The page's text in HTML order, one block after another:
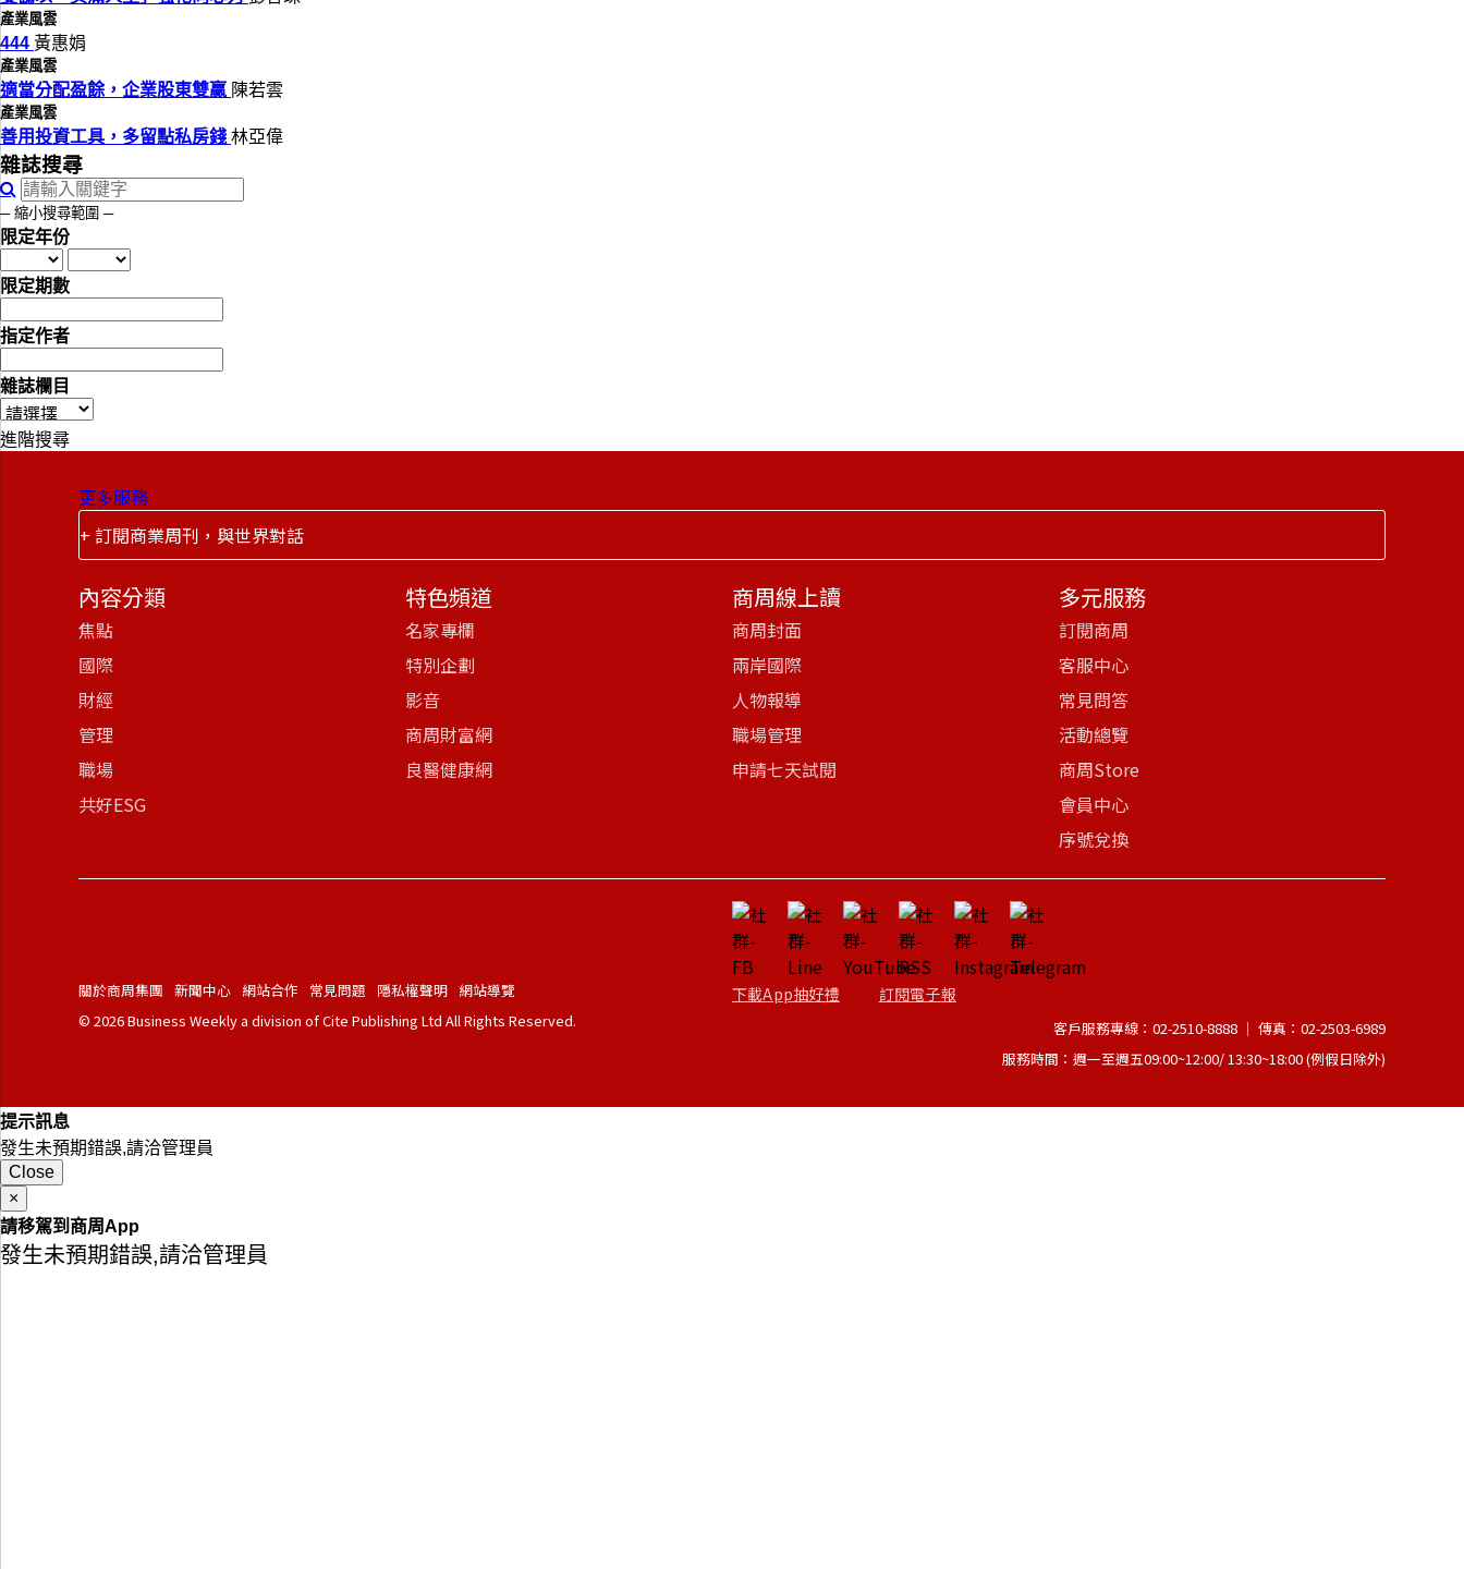
產業風雲
444 黃惠娟
產業風雲
適當分配盈餘，企業股東雙贏 陳若雲
產業風雲
善用投資工具，多留點私房錢 林亞偉
雜誌搜尋
─ 縮小搜尋範圍 ─
限定年份
限定期數
指定作者
雜誌欄目
進階搜尋
更多服務
+ 訂閱商業周刊，與世界對話
內容分類
焦點
國際
財經
管理
職場
共好ESG
特色頻道
名家專欄
特別企劃
影音
商周財富網
良醫健康網
商周線上讀
商周封面
兩岸國際
人物報導
職場管理
申請七天試閱
多元服務
訂閱商周
客服中心
常見問答
活動總覽
商周Store
會員中心
序號兌換
關於商周集團 新聞中心 網站合作 常見問題 隱私權聲明 網站導覽
© 2026 Business Weekly a division of Cite Publishing Ltd All Rights Reserved.
下載App抽好禮 訂閱電子報
客戶服務專線：02-2510-8888 │ 傳真：02-2503-6989
服務時間：週一至週五09:00~12:00/ 13:30~18:00 (例假日除外)
提示訊息
發生未預期錯誤,請洽管理員
Close
×
請移駕到商周App
發生未預期錯誤,請洽管理員